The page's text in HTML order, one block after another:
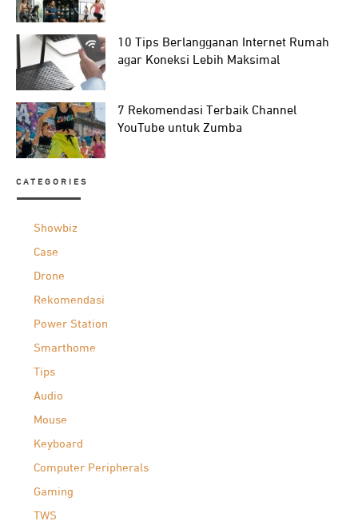
10 Tips Berlangganan Internet Rumah
agar Koneksi Lebih Maksimal
7 Rekomendasi Terbaik Channel
YouTube untuk Zumba
CATEGORIES
Showbiz
Case
Drone
Rekomendasi
Power Station
Smarthome
Tips
Audio
Mouse
Keyboard
Computer Peripherals
Gaming
TWS